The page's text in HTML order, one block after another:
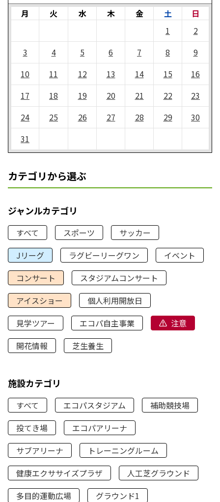
月 火 水 木 金 土
日
1
2
3
4 5 6 7 8
9
10
11 12 13 14 15
16
17
18 19 20 21 22
23
24
25 26 27 28 29
30
31
カテゴリから選ぶ
ジャンルカテゴリ
すべて スポーツ
サッカー
Jリーグ
ラグビーリーグワン
イベント
コンサート
スタジアムコンサート
アイスショー
個人利用開放日
見学ツアー
エコパ自主事業
注意
開花情報
芝生養生
施設カテゴリ
すべて エコパスタジアム
補助競技場
投てき場
エコパアリーナ
サブアリーナ
トレーニングルーム
健康エクササイズプラザ
人工芝グラウンド
多目的運動広場
グラウンド1